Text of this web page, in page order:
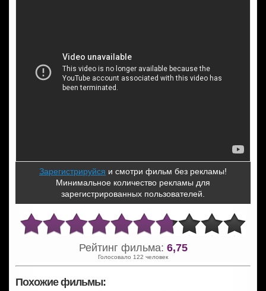
Зарегистрируйся и смотри фильм без рекламы!
Минимальное количество рекламы для
зарегистрированных пользователей.
Рейтинг фильма: 6,75
Голосовало 122 человек
Похожие фильмы: